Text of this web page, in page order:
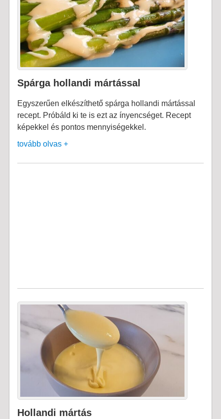
Spárga hollandi mártással
Egyszerűen elkészíthető spárga hollandi mártással
recept. Próbáld ki te is ezt az ínyencséget. Recept
képekkel és pontos mennyiségekkel.
tovább olvas +
Hollandi mártás